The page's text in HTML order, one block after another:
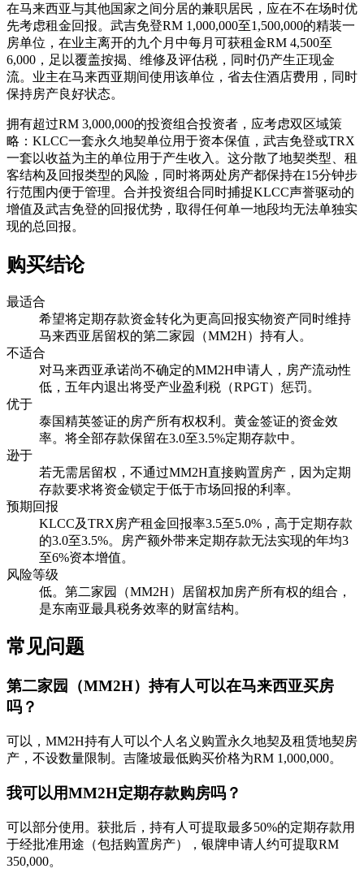
在马来西亚与其他国家之间分居的兼职居民，应在不在场时优
先考虑租金回报。武吉免登RM 1,000,000至1,500,000的精装一
房单位，在业主离开的九个月中每月可获租金RM 4,500至
6,000，足以覆盖按揭、维修及评估税，同时仍产生正现金
流。业主在马来西亚期间使用该单位，省去住酒店费用，同时
保持房产良好状态。
拥有超过RM 3,000,000的投资组合投资者，应考虑双区域策
略：KLCC一套永久地契单位用于资本保值，武吉免登或TRX
一套以收益为主的单位用于产生收入。这分散了地契类型、租
客结构及回报类型的风险，同时将两处房产都保持在15分钟步
行范围内便于管理。合并投资组合同时捕捉KLCC声誉驱动的
增值及武吉免登的回报优势，取得任何单一地段均无法单独实
现的总回报。
购买结论
最适合
希望将定期存款资金转化为更高回报实物资产同时维持
马来西亚居留权的第二家园（MM2H）持有人。
不适合
对马来西亚承诺尚不确定的MM2H申请人，房产流动性
低，五年内退出将受产业盈利税（RPGT）惩罚。
优于
泰国精英签证的房产所有权权利。黄金签证的资金效
率。将全部存款保留在3.0至3.5%定期存款中。
逊于
若无需居留权，不通过MM2H直接购置房产，因为定期
存款要求将资金锁定于低于市场回报的利率。
预期回报
KLCC及TRX房产租金回报率3.5至5.0%，高于定期存款
的3.0至3.5%。房产额外带来定期存款无法实现的年均3
至6%资本增值。
风险等级
低。第二家园（MM2H）居留权加房产所有权的组合，
是东南亚最具税务效率的财富结构。
常见问题
第二家园（MM2H）持有人可以在马来西亚买房
吗？
可以，MM2H持有人可以个人名义购置永久地契及租赁地契房
产，不设数量限制。吉隆坡最低购买价格为RM 1,000,000。
我可以用MM2H定期存款购房吗？
可以部分使用。获批后，持有人可提取最多50%的定期存款用
于经批准用途（包括购置房产），银牌申请人约可提取RM
350,000。